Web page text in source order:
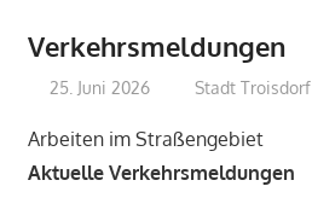
Verkehrsmeldungen
25. Juni 2026 treffpunkt
Stadt Troisdorf
Arbeiten im Straßengebiet
Aktuelle Verkehrsmeldungen